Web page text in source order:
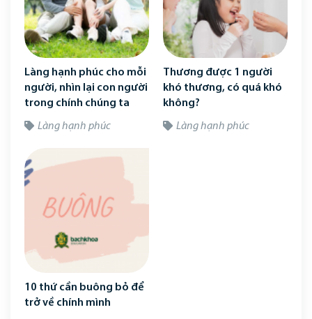
Làng hạnh phúc cho mỗi
người, nhìn lại con người
trong chính chúng ta
Làng hạnh phúc
Thương được 1 người
khó thương, có quá khó
không?
Làng hạnh phúc
10 thứ cần buông bỏ để
trở về chính mình